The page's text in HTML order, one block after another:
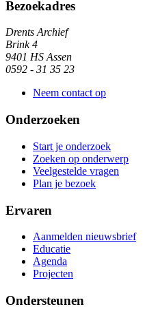
Algemene informatie
Bezoekadres
Drents Archief
Brink 4
9401 HS Assen
0592 - 31 35 23
Neem contact op
Onderzoeken
Start je onderzoek
Zoeken op onderwerp
Veelgestelde vragen
Plan je bezoek
Ervaren
Aanmelden nieuwsbrief
Educatie
Agenda
Projecten
Ondersteunen